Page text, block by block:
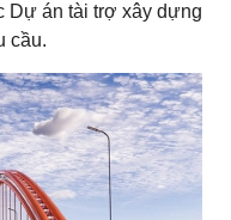
Dự án tài trợ xây dựng
cầu.